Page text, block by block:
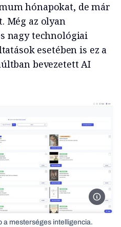
hónapokat, de már
Még az olyan
nagy technológiai
esetében is ez a
bevezetett AI
Ebben
a mesterséges intelligencia.